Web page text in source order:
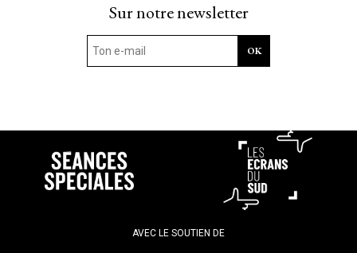
Sur notre newsletter
AVEC LE SOUTIEN DE